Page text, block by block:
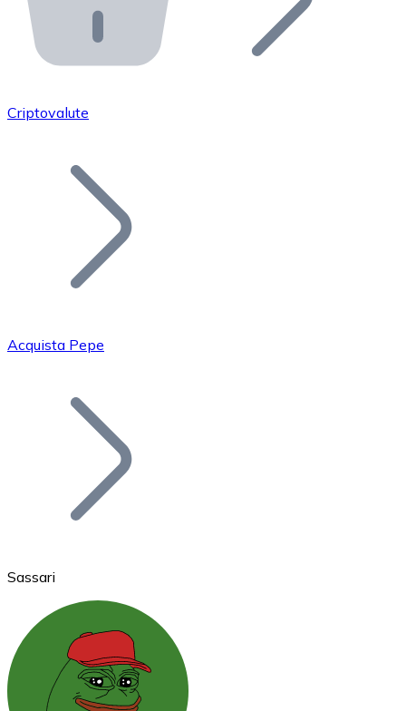
API Bitnovo
Integra la nostra API nel tuo ecosistema.
Unisciti alla nostra rete di rivenditori e
Aggiungi il token del tuo progetto al nostro servizio di
Bitcoin
Ethereum
ETH
Criptovalute
Acquista Pepe
Sassari